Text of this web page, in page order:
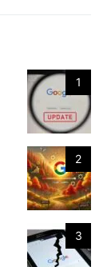
1
2
3